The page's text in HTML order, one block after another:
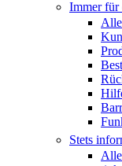
Immer für
Stets